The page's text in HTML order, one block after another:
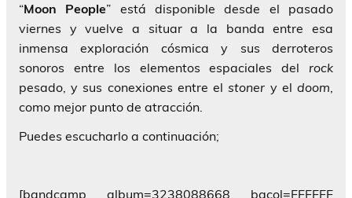
“Moon People” está disponible desde el pasado
viernes y vuelve a situar a la banda entre esa
inmensa exploración cósmica y sus derroteros
sonoros entre los elementos espaciales del rock
pesado, y sus conexiones entre elstoner y eldoom,
como mejor punto de atracción.
Puedes escucharlo a continuación;
[bandcamp album=3238088668 bgcol=FFFFFF